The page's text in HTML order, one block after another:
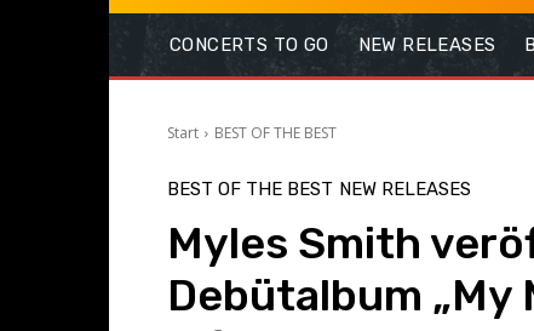
CONCERTS TO GO NEW RELEASES
Start BEST OF THE BEST
BEST OF THE BEST NEW RELEASES
Myles Smith
Debütalbum „My